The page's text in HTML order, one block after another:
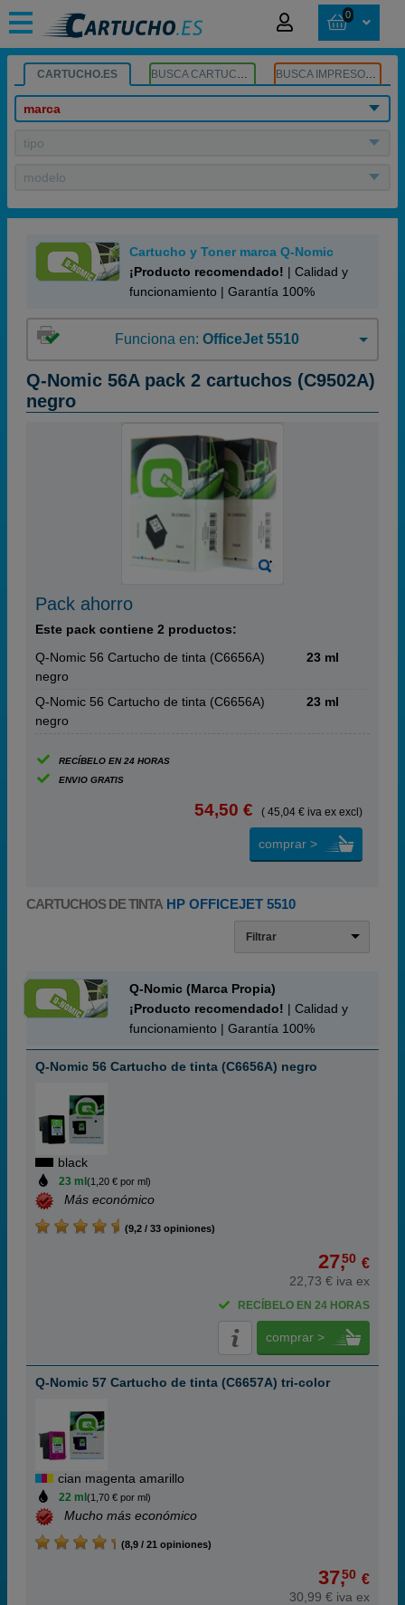
0
CARTUCHO.ES BUSCA CARTUCHOS BUSCA IMPRESORA
marca
tipo
modelo
Cartucho y Toner marca Q-Nomic
¡Producto recomendado! | Calidad y
funcionamiento | Garantía 100%
Funciona en: OfficeJet 5510
Q-Nomic 56A pack 2 cartuchos (C9502A)
negro
Pack ahorro
Este pack contiene 2 productos:
Q-Nomic 56 Cartucho de tinta (C6656A)
negro
23 ml
Q-Nomic 56 Cartucho de tinta (C6656A)
negro
23 ml
RECÍBELO EN 24 HORAS
ENVIO GRATIS
54,50 € ( 45,04 € iva ex excl)
comprar >
CARTUCHOS DE TINTA HP OFFICEJET 5510
Filtrar
Q-Nomic (Marca Propia)
¡Producto recomendado! | Calidad y
funcionamiento | Garantía 100%
Q-Nomic 56 Cartucho de tinta (C6656A) negro
black
23 ml (1,20 € por ml)
Más económico
(9,2 / 33 opiniones)
27,50 €
22,73 € iva ex
RECÍBELO EN 24 HORAS
comprar >
Q-Nomic 57 Cartucho de tinta (C6657A) tri-color
cian magenta amarillo
22 ml (1,70 € por ml)
Mucho más económico
(8,9 / 21 opiniones)
37,50 €
30,99 € iva ex